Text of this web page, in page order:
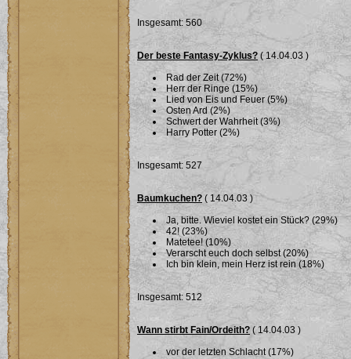
Insgesamt: 560
Der beste Fantasy-Zyklus? ( 14.04.03 )
Rad der Zeit (72%)
Herr der Ringe (15%)
Lied von Eis und Feuer (5%)
Osten Ard (2%)
Schwert der Wahrheit (3%)
Harry Potter (2%)
Insgesamt: 527
Baumkuchen? ( 14.04.03 )
Ja, bitte. Wieviel kostet ein Stück? (29%)
42! (23%)
Matetee! (10%)
Verarscht euch doch selbst (20%)
Ich bin klein, mein Herz ist rein (18%)
Insgesamt: 512
Wann stirbt Fain/Ordeith? ( 14.04.03 )
vor der letzten Schlacht (17%)